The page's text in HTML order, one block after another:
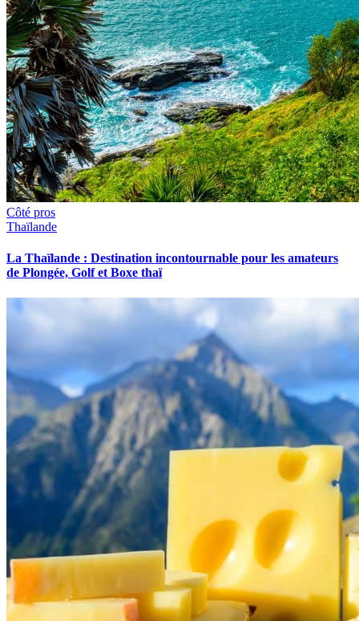
Côté pros
Thaïlande
La Thaïlande : Destination incontournable pour les amateurs
de Plongée, Golf et Boxe thaï